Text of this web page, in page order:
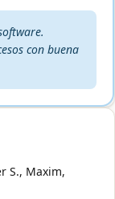
con buena
S., Maxim,